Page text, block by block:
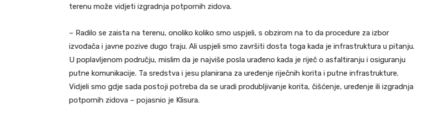
terenu može vidjeti izgradnja potpornih zidova.
– Radilo se zaista na terenu, onoliko koliko smo uspjeli, s obzirom na to da procedure za izbor
izvođača i javne pozive dugo traju. Ali uspjeli smo završiti dosta toga kada je infrastruktura u pitanju.
U poplavljenom području, mislim da je najviše posla urađeno kada je riječ o asfaltiranju i osiguranju
putne komunikacije. Ta sredstva i jesu planirana za uređenje riječnih korita i putne infrastrukture.
Vidjeli smo gdje sada postoji potreba da se uradi produbljivanje korita, čišćenje, uređenje ili izgradnja
potpornih zidova – pojasnio je Klisura.